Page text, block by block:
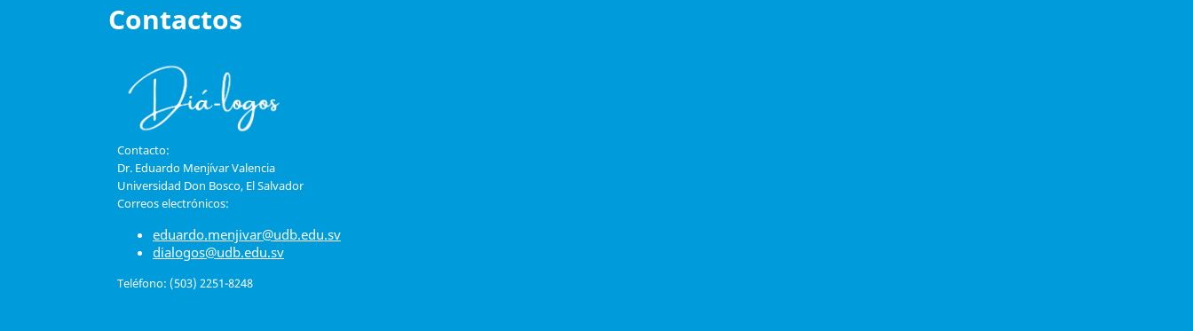
Contactos
Contacto:
Dr. Eduardo Menjívar Valencia
Universidad Don Bosco, El Salvador
Correos electrónicos:
eduardo.menjivar@udb.edu.sv
dialogos@udb.edu.sv
Teléfono: (503) 2251-8248